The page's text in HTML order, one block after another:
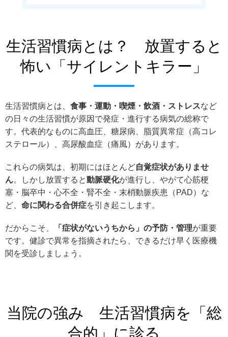
生活習慣病とは？ 放置すると
怖い「サイレントキラー」
生活習慣病とは、 食事・運動・喫煙・飲酒・ストレスなど
の日々の生活習慣が原因で発症・進行する病気の総称で
す。代表的なものに高血圧、糖尿病、脂質異常症（高コレ
ステロール）、高尿酸血症（痛風）があります。
これらの病気は、初期にはほとんど自覚症状がありませ
ん。しかし放置すると動脈硬化が進行し、やがて心筋梗
塞・脳卒中・心不全・腎不全・末梢動脈疾患（PAD）な
ど、 命に関わる合併症を引き起こします。
だからこそ、 「症状がないうちから」の予防・管理が重要
です。健診で異常を指摘されたら、できるだけ早く医療機
関を受診しましょう。
当院の強み 生活習慣病を「総
合的」に診る